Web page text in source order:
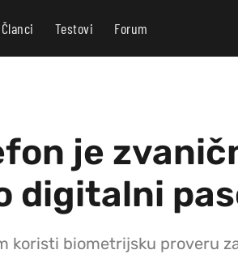
Članci Testovi Forum
je
digitalni
koristi biometrijsku proveru